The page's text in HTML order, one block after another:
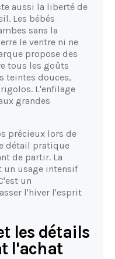
aussi la liberté de
Les bébés
sans la
le ventre ni ne
propose des
tous les goûts
teintes douces,
L'enfilage
grandes
précieux lors de
détail pratique
de partir. La
usage intensif
un
l'hiver l'esprit
les détails
l'achat